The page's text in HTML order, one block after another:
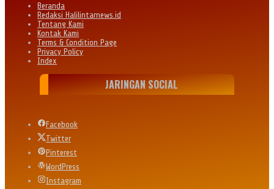
Beranda
Redaksi Halilintarnews.id
Tentang Kami
Kontak Kami
Terms & Condition Page
Privacy Policy
Index
JARINGAN SOCIAL
Facebook
Twitter
Pinterest
WordPress
Instagram